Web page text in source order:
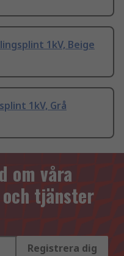
1kV, Beige
1kV, Grå
om våra
tjänster
Registrera dig